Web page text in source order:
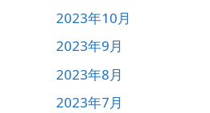
2023年10月
2023年9月
2023年8月
2023年7月